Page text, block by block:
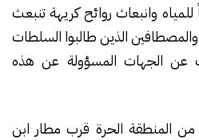
وانبعاث روائح كريهة تنبعث
الذين طالبوا السلطات
عن الجهات المسؤولة عن هذه
من المنطقة الحرة قرب مطار ابن